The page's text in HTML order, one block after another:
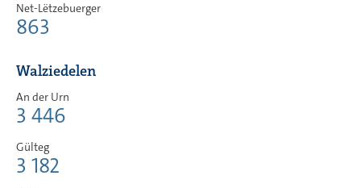
Net-Lëtzebuerger
863
Walziedelen
An der Urn
3 446
Gülteg
3 182